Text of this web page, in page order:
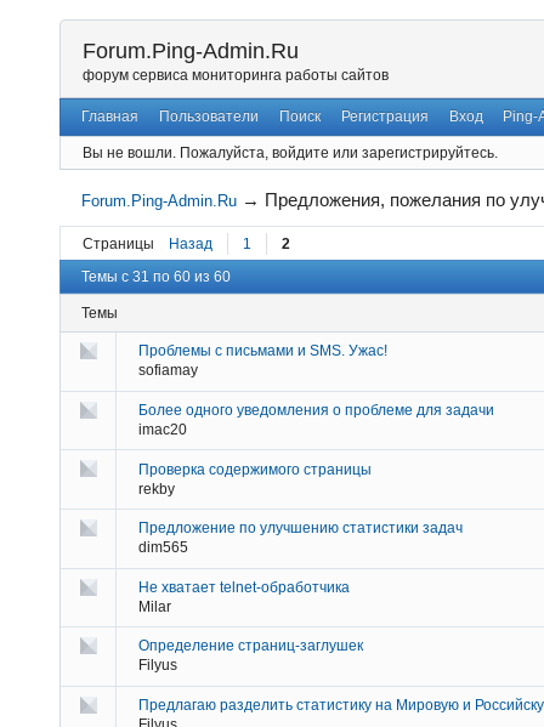
Forum.Ping-Admin.Ru
форум сервиса мониторинга работы сайтов
Главная Пользователи Поиск Регистрация Вход Ping-
Вы не вошли. Пожалуйста, войдите или зарегистрируйтесь.
Forum.Ping-Admin.Ru → Предложения, пожелания по
Страницы Назад 1
2
Темы с 31 по 60 из 60
Темы
Проблемы с письмами и SMS. Ужас!
sofiamay
Более одного уведомления о проблеме для задачи
imac20
Проверка содержимого страницы
rekby
Предложение по улучшению статистики задач
dim565
Не хватает telnet-обработчика
Milar
Определение страниц-заглушек
Filyus
Предлагаю разделить статистику на Мировую и